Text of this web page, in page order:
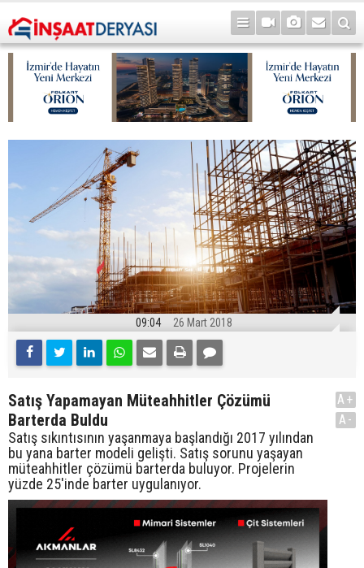
09:04 26 Mart 2018
Satış Yapamayan Müteahhitler Çözümü
Barterda Buldu
Satış sıkıntısının yaşanmaya başlandığı 2017 yılından
bu yana barter modeli gelişti. Satış sorunu yaşayan
müteahhitler çözümü barterda buluyor. Projelerin
yüzde 25'inde barter uygulanıyor.
A+
A-